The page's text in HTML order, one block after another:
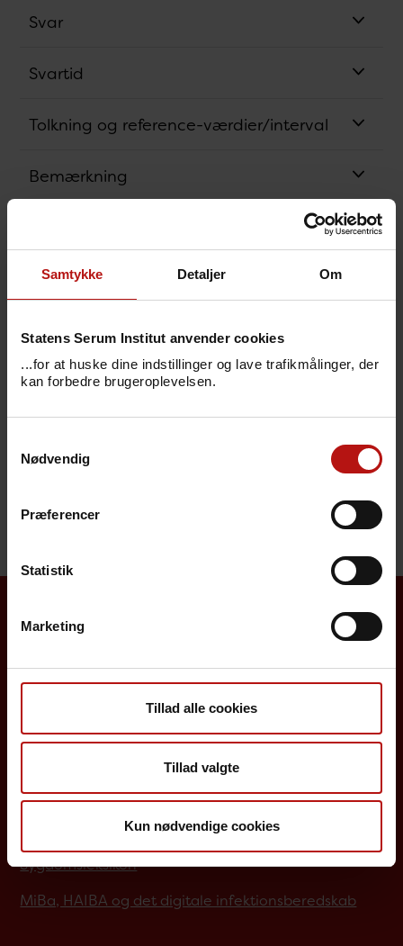
Samtykke Detaljer Om
Statens Serum Institut anvender cookies
...for at huske dine indstillinger og lave trafikmålinger, der
kan forbedre brugeroplevelsen.
Nødvendig
Præferencer
Statistik
Marketing
Tillad alle cookies
Tillad valgte
Kun nødvendige cookies
Svar
Svartid
Tolkning og reference-værdier/interval
Bemærkning
Analysens princip
Bestillingskode
Svarkode
Borgere
Det danske børnevaccinationsprogram
Rejsevaccination
Screening for medfødte sygdomme
Sygdomsleksikon
MiBa, HAIBA og det digitale infektionsberedskab